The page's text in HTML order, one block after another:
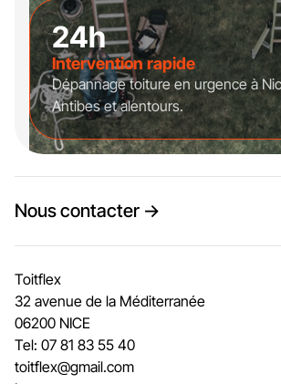
24h
Intervention rapide
Dépannage toiture en urgence à
Antibes et alentours.
Nous contacter →
Toitflex
32 avenue de la Méditerranée
06200 NICE
Tel: 07 81 83 55 40
toitflex@gmail.com